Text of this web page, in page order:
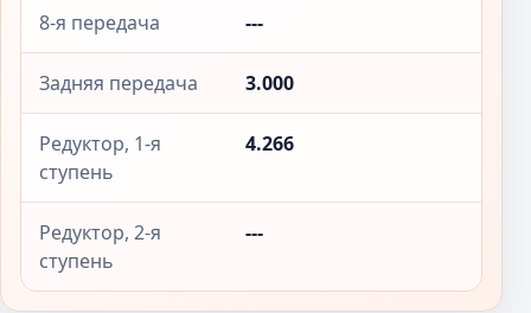
8-я передача ---
Задняя передача 3.000
Редуктор, 1-я
ступень
4.266
Редуктор, 2-я
ступень
---